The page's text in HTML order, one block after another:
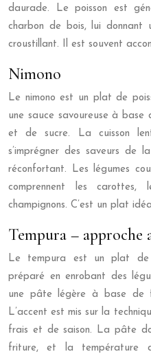
daurade. Le poisson est
charbon de bois, lui donnant
croustillant. Il est souvent
Nimono
Le nimono est un plat de
une sauce savoureuse à base
et de sucre. La cuisson
s’imprégner des saveurs de
réconfortant. Les légumes
comprennent les
champignons. C’est un plat
Tempura – approche
Le tempura est un plat de
préparé en enrobant des
une pâte légère à base de
L’accent est mis sur la
frais et de saison. La pâte
friture, et la température